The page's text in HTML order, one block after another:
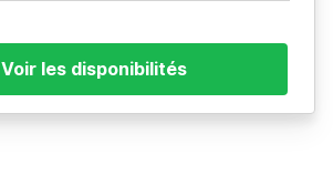
Voir les disponibilités